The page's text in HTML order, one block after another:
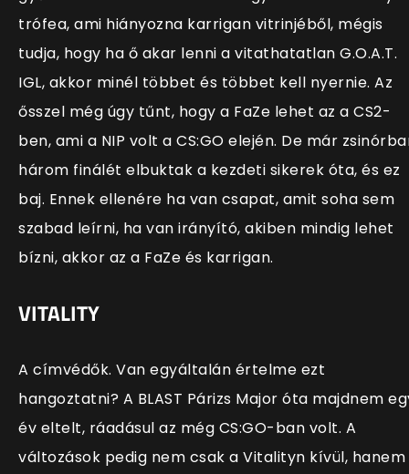
trófea, ami hiányozna karrigan vitrinjéből, mégis
tudja, hogy ha ő akar lenni a vitathatatlan G.O.A.T.
IGL, akkor minél többet és többet kell nyernie. Az
ősszel még úgy tűnt, hogy a FaZe lehet az a CS2-
ben, ami a NIP volt a CS:GO elején. De már
három finálét elbuktak a kezdeti sikerek óta, és ez
baj. Ennek ellenére ha van csapat, amit soha sem
szabad leírni, ha van irányító, akiben mindig lehet
bízni, akkor az a FaZe és karrigan.
VITALITY
A címvédők. Van egyáltalán értelme ezt
hangoztatni? A BLAST Párizs Major óta majdnem
év eltelt, ráadásul az még CS:GO-ban volt. A
változások pedig nem csak a Vitalityn kívül, hanem